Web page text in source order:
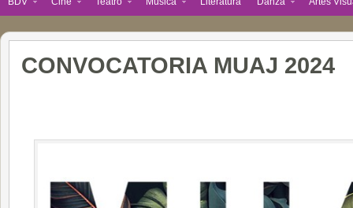
CONVOCATORIA MUAJ 2024